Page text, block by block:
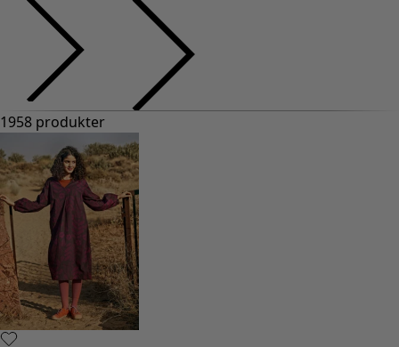
1958 produkter